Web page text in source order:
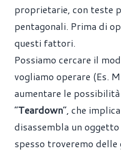
proprietarie, con teste
pentagonali. Prima di
questi fattori.
Possiamo cercare il
vogliamo operare (Es.
aumentare le
“Teardown”, che
disassembla un
spesso troveremo